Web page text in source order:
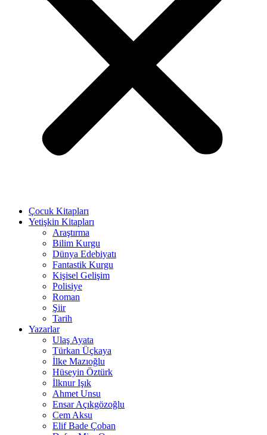
Çocuk Kitapları
Yetişkin Kitapları
Araştırma
Bilim Kurgu
Dünya Edebiyatı
Fantastik Kurgu
Kişisel Gelişim
Polisiye
Roman
Şiir
Tarih
Yazarlar
Ulaş Ayata
Türkan Üçkaya
İlke Mazıoğlu
Hüseyin Öztürk
İlknur Işık
Ahmet Unsu
Ensar Açıkgözoğlu
Cem Aksu
Elif Bade Çoban